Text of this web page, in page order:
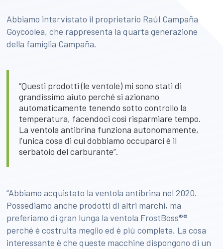
Abbiamo intervistato il proprietario Raúl Campaña
Goycoolea, che rappresenta la quarta generazione
della famiglia Campaña.
“Questi prodotti (le ventole) mi sono stati di
grandissimo aiuto perché si azionano
automaticamente tenendo sotto controllo la
temperatura, facendoci così risparmiare tempo.
La ventola antibrina funziona autonomamente,
l'unica cosa di cui dobbiamo occuparci è il
serbatoio del carburante”.
“Abbiamo acquistato la ventola antibrina nel 2020.
Possediamo anche prodotti di altri marchi, ma
preferiamo di gran lunga la ventola FrostBoss®®
perché è costruita meglio ed è più completa. La cosa
interessante è che queste macchine dispongono di un